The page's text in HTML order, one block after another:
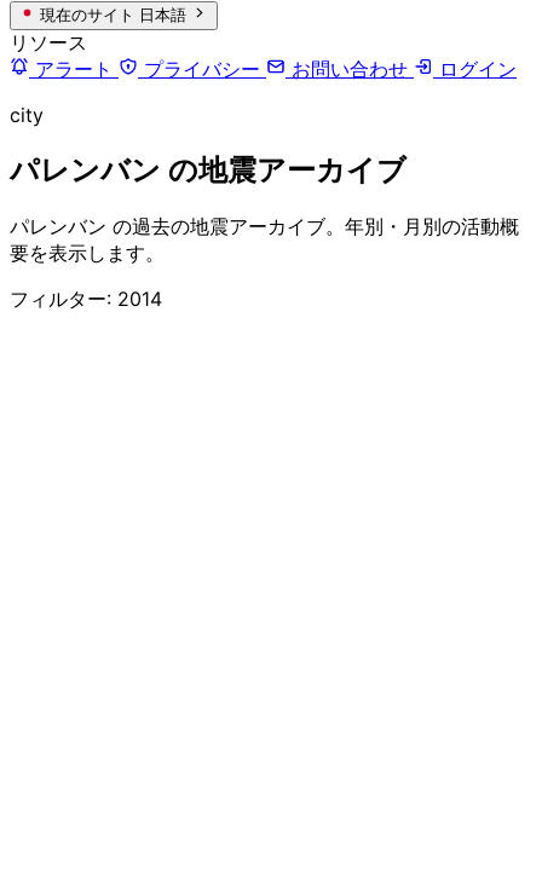
現在のサイト 日本語
リソース
アラート
プライバシー お問い合わせ
ログイン
city
パレンバン の地震アーカイブ
パレンバン の過去の地震アーカイブ。年別・月別の活動概
要を表示します。
フィルター: 2014